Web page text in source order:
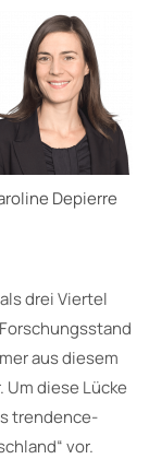
Depierre
drei Viertel
aus diesem
diese Lücke
trendence-
vor.